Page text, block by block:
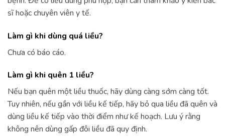
sĩ hoặc chuyên viên y tế.
Làm gì khi dùng quá liều?
Chưa có báo cáo.
Làm gì khi quên 1 liều?
Nếu bạn quên một liều thuốc, hãy dùng càng sớm càng tốt.
Tuy nhiên, nếu gần với liều kế tiếp, hãy bỏ qua liều đã quên và
dùng liều kế tiếp vào thời điểm như kế hoạch. Lưu ý rằng
không nên dùng gấp đôi liều đã quy định.